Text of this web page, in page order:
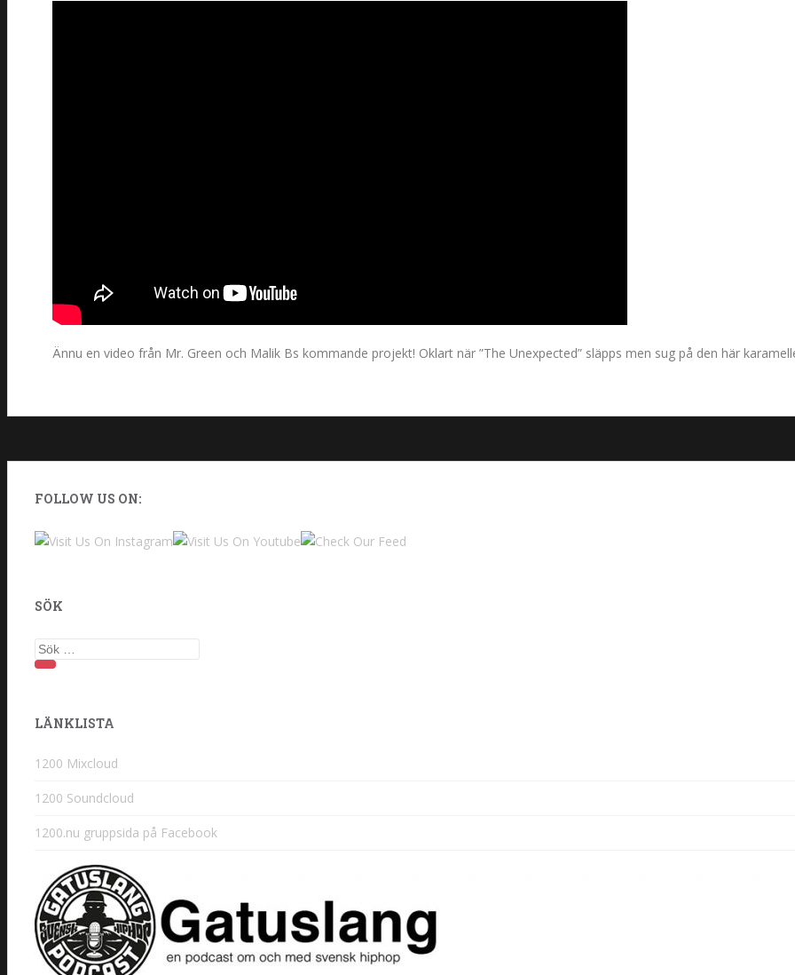
Ännu en video från Mr. Green och Malik Bs kommande projekt! Oklart när ”The Unexpected” släpps men sug på den här
FOLLOW US ON:
SÖK
Sök
efter:
LÄNKLISTA
1200 Mixcloud
1200 Soundcloud
1200.nu gruppsida på Facebook